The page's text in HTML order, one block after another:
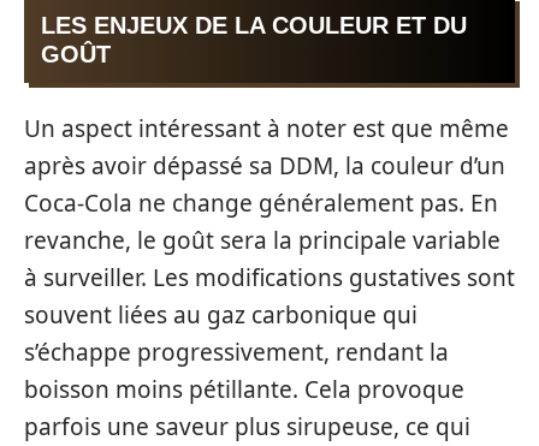
LES ENJEUX DE LA COULEUR ET DU
GOÛT
Un aspect intéressant à noter est que même
après avoir dépassé sa DDM, la couleur d’un
Coca-Cola ne change généralement pas. En
revanche, le goût sera la principale variable
à surveiller. Les modifications gustatives sont
souvent liées au gaz carbonique qui
s’échappe progressivement, rendant la
boisson moins pétillante. Cela provoque
parfois une saveur plus sirupeuse, ce qui